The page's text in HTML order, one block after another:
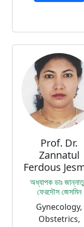
Prof. Dr.
Zannatul
Ferdous
অধ্যাপক ডাঃ
ফেরদৌস জেসমিন
Gynecology,
Obstetrics,